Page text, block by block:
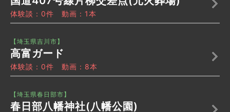
体験談：0件 動画：1本
【埼玉県吉川市】
高富ガード
体験談：0件 動画：8本
【埼玉県春日部市】
春日部八幡神社(八幡公園)